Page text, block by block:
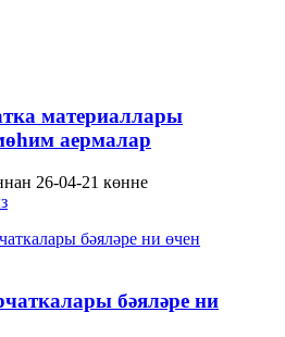
материаллары
аермалар
26-04-21 көнне
бәяләре ни